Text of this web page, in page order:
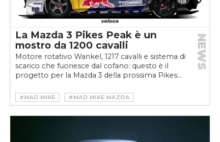
La Mazda 3 Pikes Peak è un
mostro da 1200 cavalli
Motore rotativo Wankel, 1217 cavalli e sistema di
scarico che fuoriesce dal cofano: questo è il
progetto per la Mazda 3 della prossima Pikes...
NEWS
#MAD MIKE
#MAD MIKE MAZDA
#MAD MIKE MAZDA 3
#MAD MIKE PIKES PEAK
#MAZDA
#PIKES PEAK HILLCLIMB